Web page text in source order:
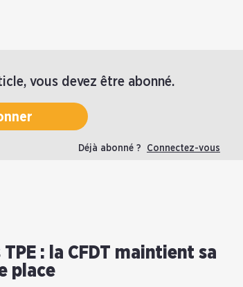
vous devez être abonné.
Déjà abonné ? Connectez-vous
TPE : la CFDT maintient sa
place